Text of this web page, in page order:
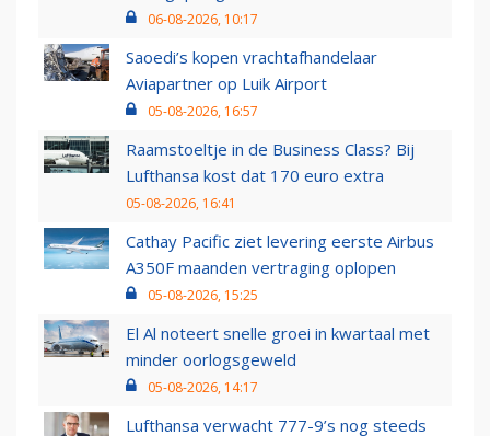
06-08-2026, 10:17
Saoedi’s kopen vrachtafhandelaar
Aviapartner op Luik Airport
05-08-2026, 16:57
Raamstoeltje in de Business Class? Bij
Lufthansa kost dat 170 euro extra
05-08-2026, 16:41
Cathay Pacific ziet levering eerste Airbus
A350F maanden vertraging oplopen
05-08-2026, 15:25
El Al noteert snelle groei in kwartaal met
minder oorlogsgeweld
05-08-2026, 14:17
Lufthansa verwacht 777-9’s nog steeds